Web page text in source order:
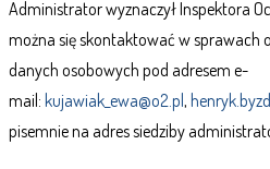
Administrator wyznaczył Inspektora
można się skontaktować w sprawach
danych osobowych pod adresem e-
mail: kujawiak_ewa@o2.pl,
pisemnie na adres siedziby